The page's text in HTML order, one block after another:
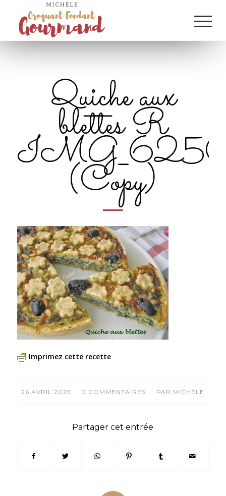
Quiche aux
blettes R
(Copy)
Imprimez cette recette
26 AVRIL 2025
/ 0 COMMENTAIRES
/ PAR MICHÈLE
Partager cet entrée